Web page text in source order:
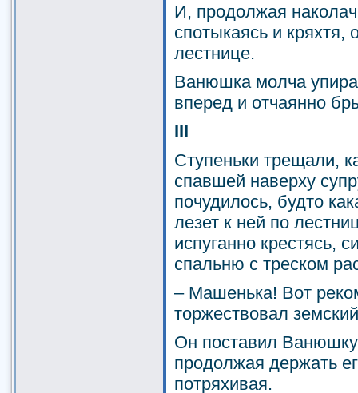
И, продолжая
спотыкаясь и кряхтя,
лестнице.
Ванюшка молча
вперед и отчаянно
III
Ступеньки трещали,
спавшей наверху
почудилось, будто
лезет к ней по
испуганно крестясь,
спальню с треском
– Машенька! Вот
торжествовал
Он поставил
продолжая держать
потряхивая.